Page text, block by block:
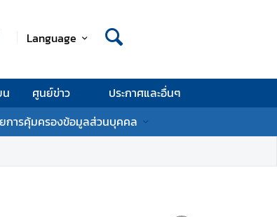
Language
น ศูนย์ข่าว
ประกาศและอื่นๆ
การคุ้มครองข้อมูลส่วนบุคคล